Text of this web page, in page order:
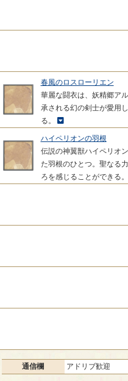
春風のロスローリエン
華麗な闘衣は、妖精郷ア
承される幻の剣士が愛用
る。
ハイペリオンの羽根
伝説の神翼獣ハイペリオ
た羽根のひとつ。聖なる
ろを感じることができる。
通信欄 アドリブ歓迎